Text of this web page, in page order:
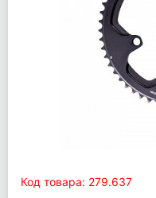
Код товара: 279.637